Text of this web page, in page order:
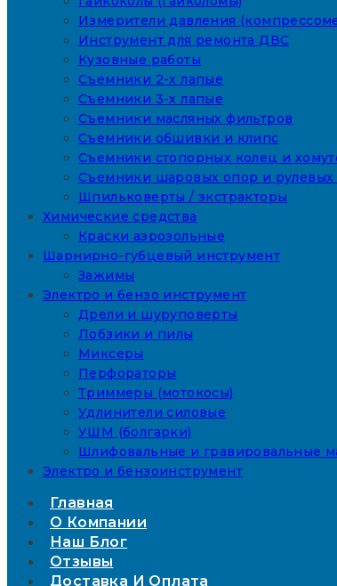
Измерители давления
Инструмент для ремонта ДВС
Кузовные работы
Съемники 2-х лапые
Съемники 3-х лапые
Съемники масляных фильтров
Съемники обшивки и клипс
Съемники стопорных колец и
Съемники шаровых опор и рулевых
Шпильковерты / экстракторы
Химические средства
Краски аэрозольные
Шарнирно-губцевый инструмент
Зажимы
Электро и бензо инструмент
Дрели и шуруповерты
Лобзики и пилы
Миксеры
Перфораторы
Триммеры (мотокосы)
Удлинители силовые
УШМ (болгарки)
Шлифовальные и гравировальные
Электро и бензоинструмент
Главная
О Компании
Наш Блог
Отзывы
Доставка И Оплата